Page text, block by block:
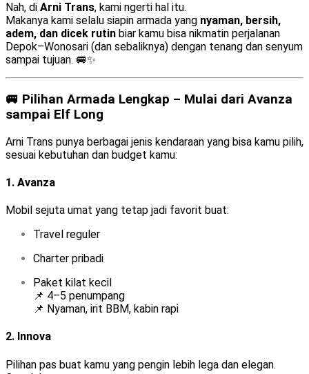
Nah, di Arni Trans, kami ngerti hal itu.
Makanya kami selalu siapin armada yang nyaman, bersih,
adem, dan dicek rutin biar kamu bisa nikmatin perjalanan
Depok–Wonosari (dan sebaliknya) dengan tenang dan senyum
sampai tujuan. 🚐✨
🚐 Pilihan Armada Lengkap – Mulai dari Avanza
sampai Elf Long
Arni Trans punya berbagai jenis kendaraan yang bisa kamu pilih,
sesuai kebutuhan dan budget kamu:
1. Avanza
Mobil sejuta umat yang tetap jadi favorit buat:
Travel reguler
Charter pribadi
Paket kilat kecil
📌 4–5 penumpang
📌 Nyaman, irit BBM, kabin rapi
2. Innova
Pilihan pas buat kamu yang pengin lebih lega dan elegan.